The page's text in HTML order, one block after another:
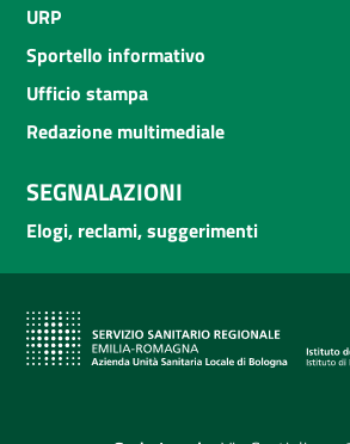
URP
Sportello informativo
Ufficio stampa
Redazione multimediale
SEGNALAZIONI
Elogi, reclami, suggerimenti